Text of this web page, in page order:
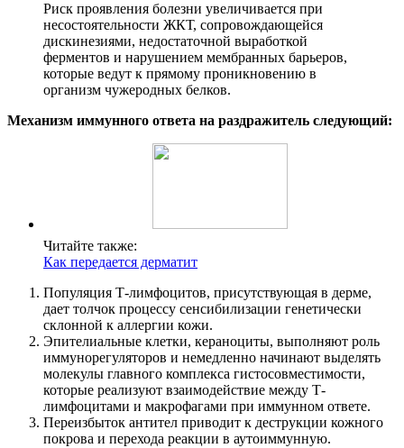
Риск проявления болезни увеличивается при
несостоятельности ЖКТ, сопровождающейся
дискинезиями, недостаточной выработкой
ферментов и нарушением мембранных барьеров,
которые ведут к прямому проникновению в
организм чужеродных белков.
Механизм иммунного ответа на раздражитель следующий:
Читайте также:
Как передается дерматит
Популяция Т-лимфоцитов, присутствующая в дерме,
дает толчок процессу сенсибилизации генетически
склонной к аллергии кожи.
Эпителиальные клетки, кераноциты, выполняют роль
иммунорегуляторов и немедленно начинают выделять
молекулы главного комплекса гистосовместимости,
которые реализуют взаимодействие между Т-
лимфоцитами и макрофагами при иммунном ответе.
Переизбыток антител приводит к деструкции кожного
покрова и перехода реакции в аутоиммунную.